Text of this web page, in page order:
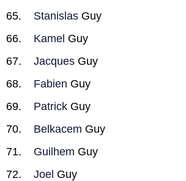
Stanislas Guy
Kamel Guy
Jacques Guy
Fabien Guy
Patrick Guy
Belkacem Guy
Guilhem Guy
Joel Guy